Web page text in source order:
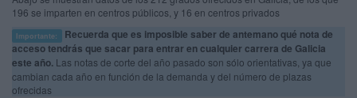
196 se imparten en centros públicos, y 16 en centros privados
Importante:
Recuerda que es imposible saber de antemano qué nota de
acceso tendrás que sacar para entrar en cualquier carrera de Galicia
este año. Las notas de corte del año pasado son sólo orientativas, ya que
cambian cada año en función de la demanda y del número de plazas
ofrecidas